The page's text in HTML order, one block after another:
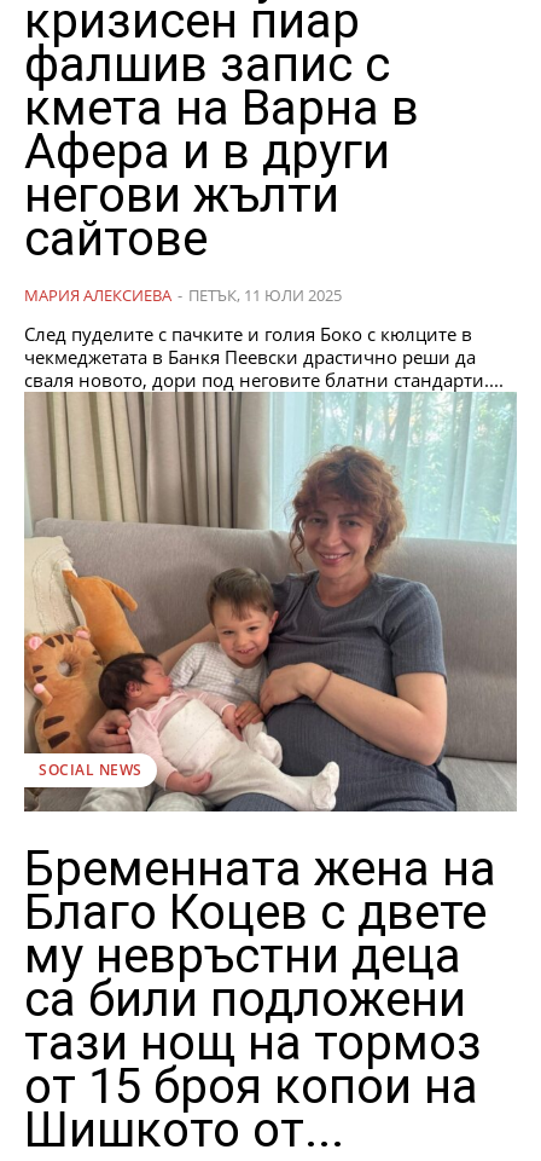
кризисен пиар
фалшив запис с
кмета на Варна в
Афера и в други
негови жълти
сайтове
МАРИЯ АЛЕКСИЕВА - ПЕТЪК, 11 ЮЛИ 2025
След пуделите с пачките и голия Боко с кюлците в
чекмеджетата в Банкя Пеевски драстично реши да
сваля новото, дори под неговите блатни стандарти....
SOCIAL NEWS
Бременната жена на
Благо Коцев с двете
му невръстни деца
са били подложени
тази нощ на тормоз
от 15 броя копои на
Шишкото от...